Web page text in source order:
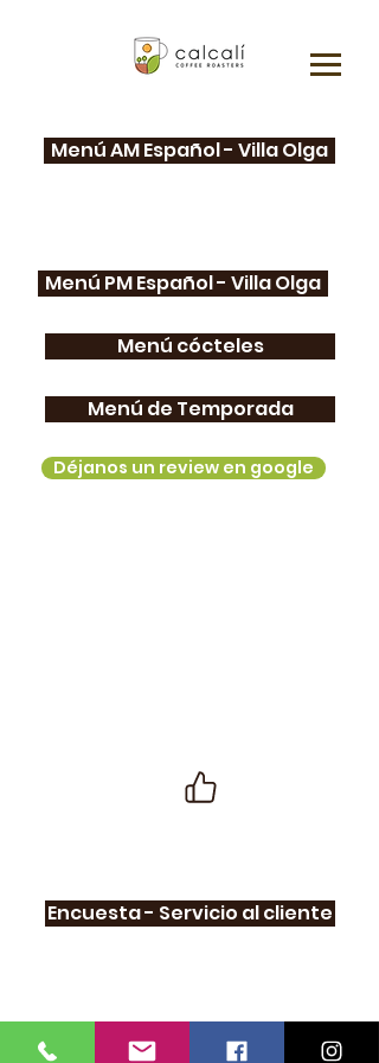
Menú AM Español - Villa Olga
Menú PM Español - Villa Olga
Menú cócteles
Menú de Temporada
Déjanos un review en google
Encuesta - Servicio al cliente